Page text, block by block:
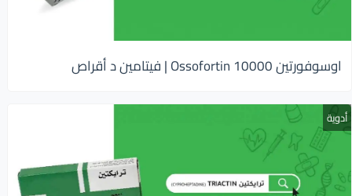
اوسوفورتين 10000 Ossofortin | فيتامين د أقراص
أدوية